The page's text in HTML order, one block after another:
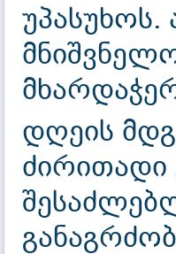
უპასუხოს.
დღეის
ძირითადი